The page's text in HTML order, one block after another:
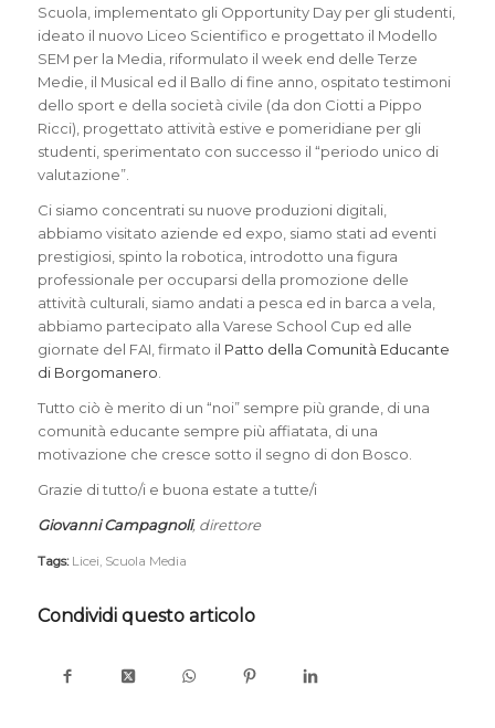
Scuola, implementato gli Opportunity Day per gli studenti,
ideato il nuovo Liceo Scientifico e progettato il Modello
SEM per la Media, riformulato il week end delle Terze
Medie, il Musical ed il Ballo di fine anno, ospitato testimoni
dello sport e della società civile (da don Ciotti a Pippo
Ricci), progettato attività estive e pomeridiane per gli
studenti, sperimentato con successo il “periodo unico di
valutazione”.
Ci siamo concentrati su nuove produzioni digitali,
abbiamo visitato aziende ed expo, siamo stati ad eventi
prestigiosi, spinto la robotica, introdotto una figura
professionale per occuparsi della promozione delle
attività culturali, siamo andati a pesca ed in barca a vela,
abbiamo partecipato alla Varese School Cup ed alle
giornate del FAI, firmato il Patto della Comunità Educante
di Borgomanero.
Tutto ciò è merito di un “noi” sempre più grande, di una
comunità educante sempre più affiatata, di una
motivazione che cresce sotto il segno di don Bosco.
Grazie di tutto/i e buona estate a tutte/i
Giovanni Campagnoli, direttore
Tags: Licei, Scuola Media
Condividi questo articolo